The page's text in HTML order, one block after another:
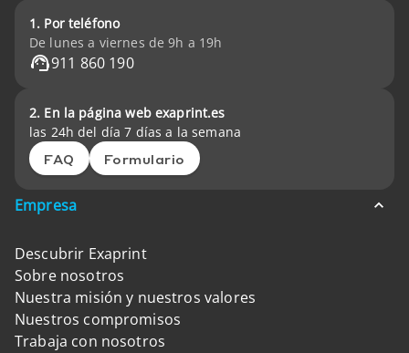
1. Por teléfono
De lunes a viernes de 9h a 19h
911 860 190
2. En la página web exaprint.es
las 24h del día 7 días a la semana
FAQ Formulario
Empresa
Descubrir Exaprint
Sobre nosotros
Nuestra misión y nuestros valores
Nuestros compromisos
Trabaja con nosotros